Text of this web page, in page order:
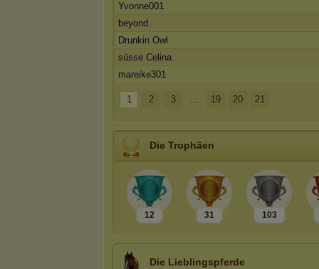
Yvonne001
beyond.
Drunkin Owl
süsse Celina
mareike301
1 2 3 ... 19 20 21
Die Trophäen
12 31 103
Die Lieblingspferde